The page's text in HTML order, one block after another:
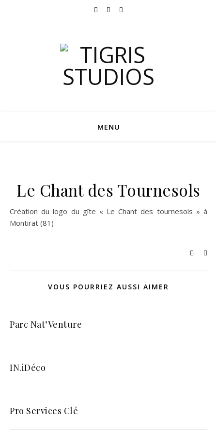
MENU
Le Chant des Tournesols
Création du logo du gîte « Le Chant des tournesols » à
Montirat (81)
VOUS POURRIEZ AUSSI AIMER
Parc Nat’Venture
IN.iDéco
Pro Services Clé